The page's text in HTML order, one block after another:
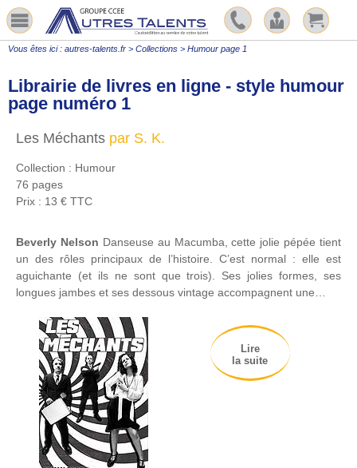
Vous êtes ici : autres-talents.fr > Collections > Humour page 1
Librairie de livres en ligne - style humour
page numéro 1
Les Méchants par S. K.
Collection : Humour
76 pages
Prix : 13 € TTC
Beverly Nelson Danseuse au Macumba, cette jolie pépée tient
un des rôles principaux de l’histoire. C’est normal : elle est
aguichante (et ils ne sont que trois). Ses jolies formes, ses
longues jambes et ses dessous vintage accompagnent une…
Lire
la suite